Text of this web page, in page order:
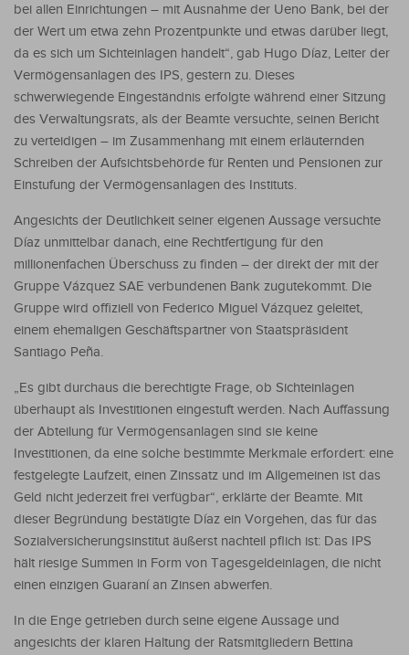
bei allen Einrichtungen – mit Ausnahme der Ueno Bank, bei der
der Wert um etwa zehn Prozentpunkte und etwas darüber liegt,
da es sich um Sichteinlagen handelt“, gab Hugo Díaz, Leiter der
Vermögensanlagen des IPS, gestern zu. Dieses
schwerwiegende Eingeständnis erfolgte während einer Sitzung
des Verwaltungsrats, als der Beamte versuchte, seinen Bericht
zu verteidigen – im Zusammenhang mit einem erläuternden
Schreiben der Aufsichtsbehörde für Renten und Pensionen zur
Einstufung der Vermögensanlagen des Instituts.
Angesichts der Deutlichkeit seiner eigenen Aussage versuchte
Díaz unmittelbar danach, eine Rechtfertigung für den
millionenfachen Überschuss zu finden – der direkt der mit der
Gruppe Vázquez SAE verbundenen Bank zugutekommt. Die
Gruppe wird offiziell von Federico Miguel Vázquez geleitet,
einem ehemaligen Geschäftspartner von Staatspräsident
Santiago Peña.
„Es gibt durchaus die berechtigte Frage, ob Sichteinlagen
überhaupt als Investitionen eingestuft werden. Nach Auffassung
der Abteilung für Vermögensanlagen sind sie keine
Investitionen, da eine solche bestimmte Merkmale erfordert: eine
festgelegte Laufzeit, einen Zinssatz und im Allgemeinen ist das
Geld nicht jederzeit frei verfügbar“, erklärte der Beamte. Mit
dieser Begründung bestätigte Díaz ein Vorgehen, das für das
Sozialversicherungsinstitut äußerst nachteil pflich ist: Das IPS
hält riesige Summen in Form von Tagesgeldeinlagen, die nicht
einen einzigen Guaraní an Zinsen abwerfen.
In die Enge getrieben durch seine eigene Aussage und
angesichts der klaren Haltung der Ratsmitgliedern Bettina